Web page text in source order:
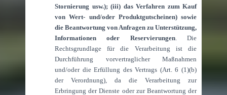
Stornierung usw.); (iii) das Verfahren zum Kauf
von Wert- und/oder Produktgutscheinen) sowie
die Beantwortung von Anfragen zu Unterstützung,
Informationen oder Reservierungen. Die
Rechtsgrundlage für die Verarbeitung ist die
Durchführung vorvertraglicher Maßnahmen
und/oder die Erfüllung des Vertrags (Art. 6 (1)(b)
der Verordnung), da die Verarbeitung zur
Erbringung der Dienste oder zur Beantwortung der